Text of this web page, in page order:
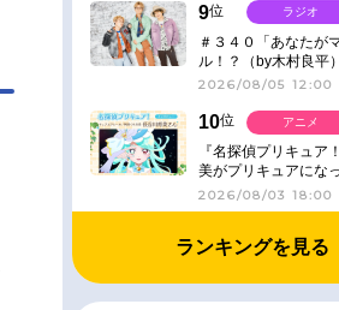
9位
＃３４０「あなたが
ル！？（by木村良平
のキラキラ☆ビートＲ
2026/08/05 12:00
ラジオ
10位
『名探偵プリキュア
美がプリキュアにな
る【インタビュー】
2026/08/03 18:00
アニメ
ランキングを見る